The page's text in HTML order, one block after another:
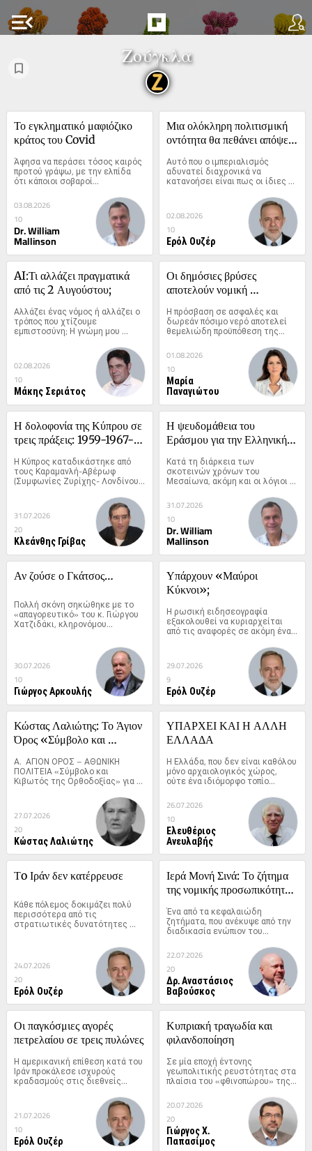
menu_open
Ζούγκλα
Το εγκληματικό μαφιόζικο
κράτος του Covid
Άφησα να περάσει τόσος καιρός
προτού γράψω, με την ελπίδα
ότι κάποιοι σοβαροί...
03.08.2026
10
Dr. William
Mallinson
Μια ολόκληρη πολιτισμική
οντότητα θα πεθάνει απόψε:
παρακμή του ιμπεριαλισμού
Αυτό που ο ιμπεριαλισμός
αδυνατεί διαχρονικά να
κατανοήσει είναι πως οι ίδιες
02.08.2026
10
Ερόλ Ουζέρ
AI:Τι αλλάζει πραγματικά
από τις 2 Αυγούστου;
Αλλάζει ένας νόμος ή αλλάζει ο
τρόπος που χτίζουμε
εμπιστοσύνη; Η γνώμη μου
είναι...
02.08.2026
10
Μάκης Σεριάτος
Οι δημόσιες βρύσες
αποτελούν νομική
διοικητική ευχέρεια
Η πρόσβαση σε ασφαλές και
δωρεάν πόσιμο νερό αποτελεί
θεμελιώδη προϋπόθεση της...
01.08.2026
10
Μαρία
Παναγιώτου
Η δολοφονία της Κύπρου σε
τρεις πράξεις: 1959-1967-
Η Κύπρος καταδικάστηκε από
τους Καραμανλή-Αβέρωφ
(Συμφωνίες Ζυρίχης- Λονδίνου
1959)....
31.07.2026
20
Κλεάνθης Γρίβας
Η ψευδομάθεια του
Εράσμου για την Ελληνική
Κατά τη διάρκεια των
σκοτεινών χρόνων του
Μεσαίωνα, ακόμη και οι λόγιοι
31.07.2026
10
Dr. William
Mallinson
Αν ζούσε ο Γκάτσος…
Πολλή σκόνη σηκώθηκε με το
«απαγορευτικό» του κ. Γιώργου
Χατζιδάκι, κληρονόμου...
30.07.2026
10
Γιώργος Αρκουλής
Υπάρχουν «Μαύροι
Κύκνοι»;
Η ρωσική ειδησεογραφία
εξακολουθεί να κυριαρχείται
από τις αναφορές σε ακόμη ένα...
29.07.2026
9
Ερόλ Ουζέρ
Κώστας Λαλιώτης: Το Άγιον
Όρος «Σύμβολο και
για τον Ελληνισμό και τον
Κόσμο
Α.  ΑΓΙΟΝ ΟΡΟΣ – ΑΘΩΝΙΚΗ
ΠΟΛΙΤΕΙΑ «Σύμβολο και
Κιβωτός της Ορθοδοξίας» για
τον...
27.07.2026
20
Κώστας Λαλιώτης
ΥΠΑΡΧΕΙ ΚΑΙ Η ΑΛΛΗ
ΕΛΛΑΔΑ
Η Ελλάδα, που δεν είναι καθόλου
μόνο αρχαιολογικός χώρος,
ούτε ένα ιδιόμορφο τοπίο...
26.07.2026
10
Ελευθέριος
Ανευλαβής
Τo Ιράν δεν κατέρρευσε
Κάθε πόλεμος δοκιμάζει πολύ
περισσότερα από τις
στρατιωτικές δυνατότητες
των...
24.07.2026
20
Ερόλ Ουζέρ
Ιερά Μονή Σινά: Το ζήτημα
της νομικής προσωπικότητας
Ένα από τα κεφαλαιώδη
ζητήματα, που ανέκυψε από την
διαδικασία ενώπιον του...
22.07.2026
20
Δρ. Αναστάσιος
Βαβούσκος
Οι παγκόσμιες αγορές
πετρελαίου σε τρεις πυλώνες
Η αμερικανική επίθεση κατά του
Ιράν προκάλεσε ισχυρούς
κραδασμούς στις διεθνείς...
21.07.2026
10
Ερόλ Ουζέρ
Κυπριακή τραγωδία και
φιλανδοποίηση
Σε μία εποχή έντονης
γεωπολιτικής ρευστότητας στα
πλαίσια του «φθινοπώρου» της...
20.07.2026
20
Γιώργος Χ.
Παπασίμος